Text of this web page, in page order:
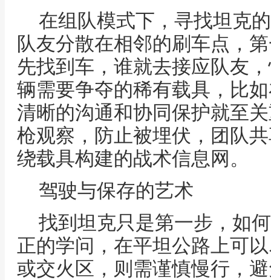
在组队模式下，寻找坦克
队友分散在相邻的刷车点，
先找到车，谁就去接应队友
辆需要争夺的稀有载具，比
清晰的沟通和协同保护就至
枪观察，防止被埋伏，团队
绕载具构建的战术信息网。
驾驶与保存的艺术
找到坦克只是第一步，如
正的学问，在平坦公路上可
或交火区，则需谨慎慢行，